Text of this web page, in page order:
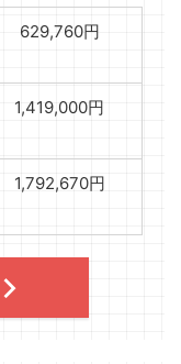
629,760円
1,419,000円
1,792,670円